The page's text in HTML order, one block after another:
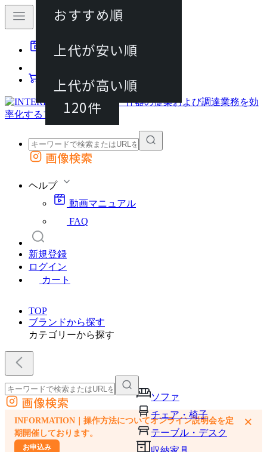
動画マニュアル
カート
外部サイトの商品をカートに追加
画像検索
ヘルプ
動画マニュアル
FAQ
新規登録
ログイン
カート
TOP
ブランドから探す
カテゴリーから探す
ソファ
チェア・椅子
テーブル・デスク
外部サイトの商品をカートに追加
他のサイトで見つけた商品ページのURLを貼り付けて、カートに追加できます
画像検索
INFORMATION｜操作方法についてオンライン説明会を定
期開催しております。
お申込み
×
120件
おすすめ順
上代が安い順
上代が高い順